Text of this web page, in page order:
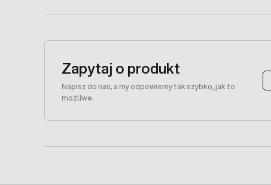
Zapytaj o produkt
Napisz do nas, a my odpowiemy tak szybko, jak to
możliwe.